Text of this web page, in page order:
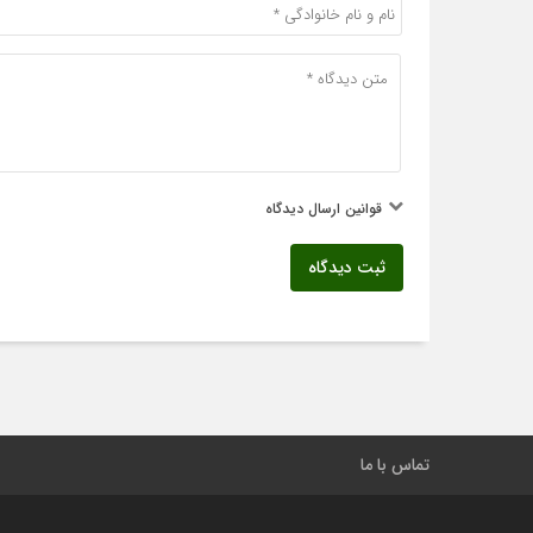
قوانین ارسال دیدگاه
ثبت دیدگاه
تماس با ما